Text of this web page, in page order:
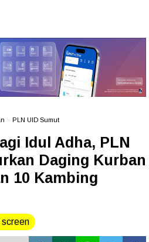
PLN UID Sumut
Idul Adha, PLN
Daging Kurban
10 Kambing
screen